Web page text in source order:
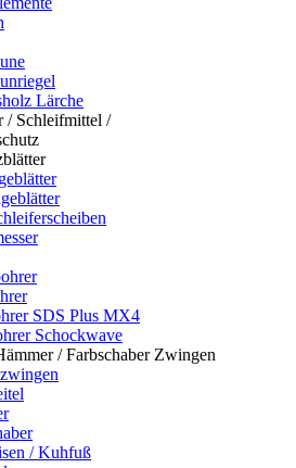
Lärche
/ Schleifmittel /
SDS Plus MX4
Schockwave
/ Farbschaber Zwingen
/ Kuhfuß